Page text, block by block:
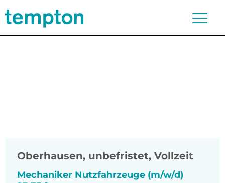
Oberhausen, unbefristet, Vollzeit
Mechaniker Nutzfahrzeuge (m/w/d)